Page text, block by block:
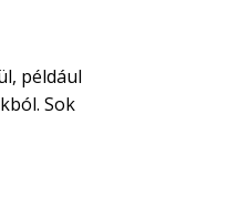
például
Sok